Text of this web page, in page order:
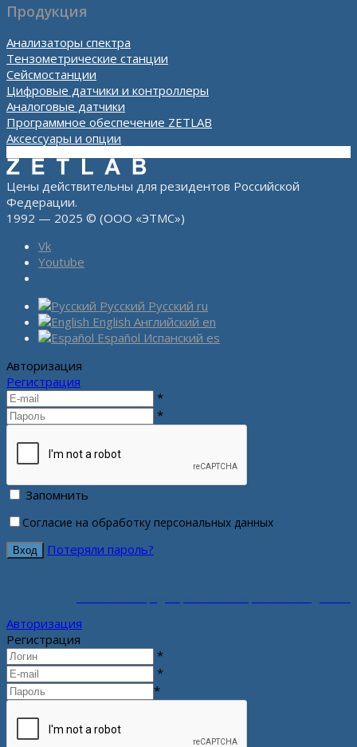
Продукция
Анализаторы спектра
Тензометрические станции
Сейсмостанции
Цифровые датчики и контроллеры
Аналоговые датчики
Программное обеспечение ZETLAB
Аксессуары и опции
Цены действительны для резидентов Российской
Федерации.
1992 — 2025 © (ООО «ЭТМС»)
Vk
Youtube
Русский Русский ru
English Английский en
Español Испанский es
Авторизация
Регистрация
*
*
Запомнить
Согласие на обработку персональных данных
Потеряли пароль?
Авторизация
Регистрация
*
*
*